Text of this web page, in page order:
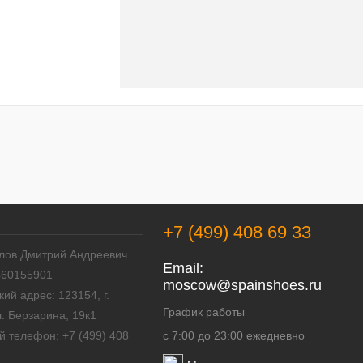
Дмитрий Андреевич
адрес: 123154, г.
Берзарина, 19к1
телефон: +7 (499) 408
+7 (499) 408 69 33
Email:
mosсow@spainshoes.ru
График работы
с 7:00 до 23:00 ежедневно